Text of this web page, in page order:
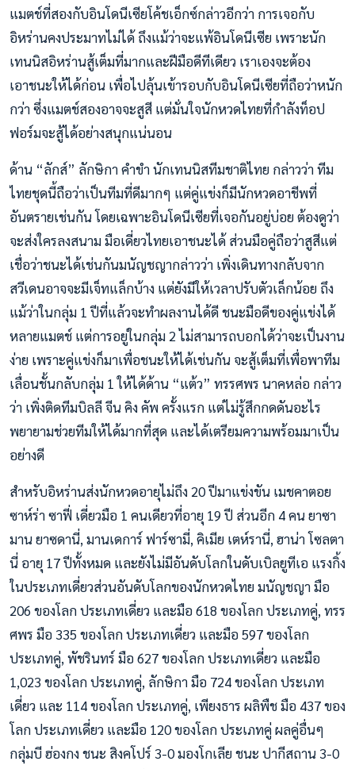
แมตช์ที่สองกับอินโดนีเซียโค้ชเอ็กซ์กล่าวอีกว่า การเจอกับ
อิหร่านคงประมาทไม่ได้ ถึงแม้ว่าจะแพ้อินโดนีเซีย เพราะนัก
เทนนิสอิหร่านสู้เต็มที่มากและฝีมือดีทีเดียว เราเองจะต้อง
เอาชนะให้ได้ก่อน เพื่อไปลุ้นเข้ารอบกับอินโดนีเซียที่ถือว่าหนัก
กว่า ซึ่งแมตช์สองอาจจะสูสี แต่มั่นใจนักหวดไทยที่กำลังท็อป
ฟอร์มจะสู้ได้อย่างสนุกแน่นอน
ด้าน “ลักส์” ลักษิกา คำขำ นักเทนนิสทีมชาติไทย กล่าวว่า ทีม
ไทยชุดนี้ถือว่าเป็นทีมที่ดีมากๆ แต่คู่แข่งก็มีนักหวดอาชีพที่
อันตรายเช่นกัน โดยเฉพาะอินโดนีเซียที่เจอกันอยู่บ่อย ต้องดูว่า
จะส่งใครลงสนาม มือเดี่ยวไทยเอาชนะได้ ส่วนมือคู่ถือว่าสูสีแต่
เชื่อว่าชนะได้เช่นกันมนัญชญากล่าวว่า เพิ่งเดินทางกลับจาก
สวีเดนอาจจะมีเจ็ทแล็กบ้าง แต่ยังมีให้เวลาปรับตัวเล็กน้อย ถึง
แม้ว่าในกลุ่ม 1 ปีที่แล้วจะทำผลงานได้ดี ชนะมือดีของคู่แข่งได้
หลายแมตช์ แต่การอยู่ในกลุ่ม 2 ไม่สามารถบอกได้ว่าจะเป็นงาน
ง่าย เพราะคู่แข่งก็มาเพื่อชนะให้ได้เช่นกัน จะสู้เต็มที่เพื่อพาทีม
เลื่อนชั้นกลับกลุ่ม 1 ให้ได้ด้าน “แต้ว” ทรรศพร นาคหล่อ กล่าว
ว่า เพิ่งติดทีมบิลลี จีน คิง คัพ ครั้งแรก แต่ไม่รู้สึกกดดันอะไร
พยายามช่วยทีมให้ได้มากที่สุด และได้เตรียมความพร้อมมาเป็น
อย่างดี
สำหรับอิหร่านส่งนักหวดอายุไม่ถึง 20 ปีมาแข่งขัน เมชคาตอย
ซาห์ร่า ซาฟี่ เดี่ยวมือ 1 คนเดียวที่อายุ 19 ปี ส่วนอีก 4 คน ยาซา
มาน ยาซดานี่, มานเดการ์ ฟาร์ซามี่, คิเมีย เตห์รานี่, ฮาน่า โซลตา
นี่ อายุ 17 ปีทั้งหมด และยังไม่มีอันดับโลกในดับเบิลยูทีเอ แรงกิ้ง
ในประเภทเดี่ยวส่วนอันดับโลกของนักหวดไทย มนัญชญา มือ
206 ของโลก ประเภทเดี่ยว และมือ 618 ของโลก ประเภทคู่, ทรร
ศพร มือ 335 ของโลก ประเภทเดี่ยว และมือ 597 ของโลก
ประเภทคู่, พัชรินทร์ มือ 627 ของโลก ประเภทเดี่ยว และมือ
1,023 ของโลก ประเภทคู่, ลักษิกา มือ 724 ของโลก ประเภท
เดี่ยว และ 114 ของโลก ประเภทคู่, เพียงธาร ผลิพืช มือ 437 ของ
โลก ประเภทเดี่ยว และมือ 120 ของโลก ประเภทคู่ ผลคู่อื่นๆ
กลุ่มบี ฮ่องกง ชนะ สิงคโปร์ 3-0 มองโกเลีย ชนะ ปากีสถาน 3-0